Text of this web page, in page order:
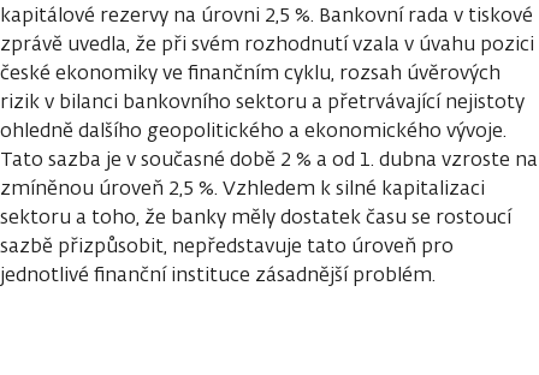
kapitálové rezervy na úrovni 2,5 %. Bankovní rada v tiskové
zprávě uvedla, že při svém rozhodnutí vzala v úvahu pozici
české ekonomiky ve finančním cyklu, rozsah úvěrových
rizik v bilanci bankovního sektoru a přetrvávající nejistoty
ohledně dalšího geopolitického a ekonomického vývoje.
Tato sazba je v současné době 2 % a od 1. dubna vzroste na
zmíněnou úroveň 2,5 %. Vzhledem k silné kapitalizaci
sektoru a toho, že banky měly dostatek času se rostoucí
sazbě přizpůsobit, nepředstavuje tato úroveň pro
jednotlivé finanční instituce zásadnější problém.